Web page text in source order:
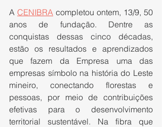
A CENIBRA completou ontem, 13/9, 50
anos de fundação. Dentre as
conquistas dessas cinco décadas,
estão os resultados e aprendizados
que fazem da Empresa uma das
empresas símbolo na história do Leste
mineiro, conectando florestas e
pessoas, por meio de contribuições
efetivas para o desenvolvimento
territorial sustentável. Na fibra que